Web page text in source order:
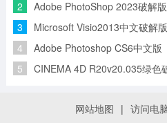
2 Adobe PhotoShop 2023破解
3 Microsoft Visio2013中文破解版
4 Adobe Photoshop CS6中文版
5 CINEMA 4D R20v20.035绿色
网站地图 | 访问电